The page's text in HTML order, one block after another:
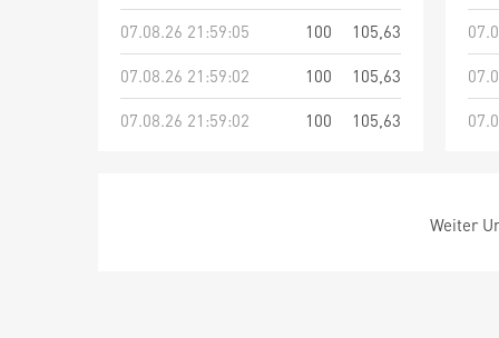
07.08.26 21:59:05
100
105,63
07.08.26 21:59:02
100
105,63
07.08.26 21:59:02
100 105,63
Weiter